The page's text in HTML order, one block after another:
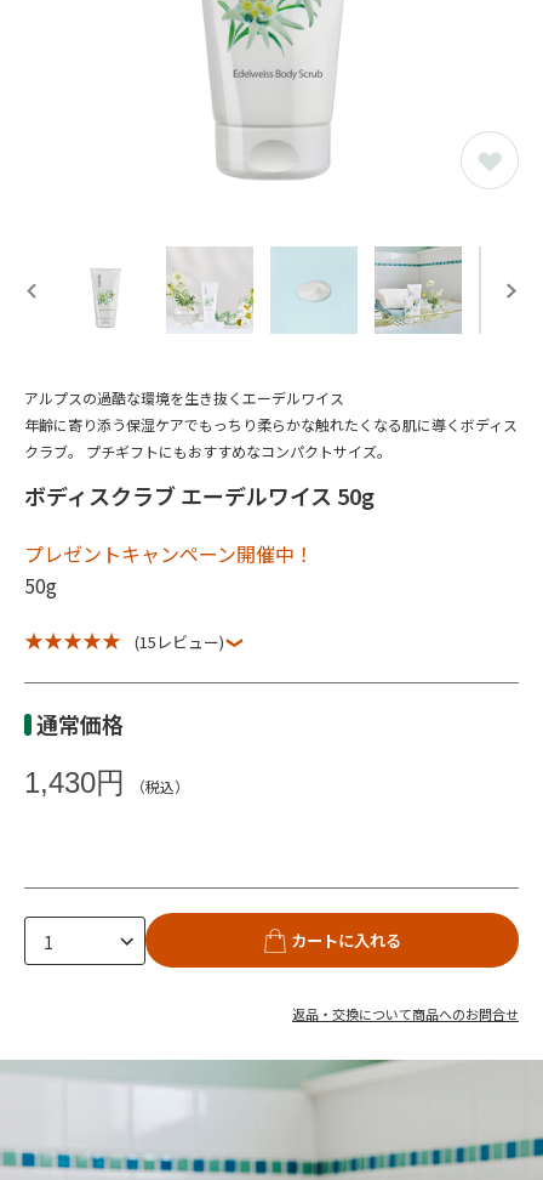
アルプスの過酷な環境を生き抜くエーデルワイス
年齢に寄り添う保湿ケアでもっちり柔らかな触れたくなる肌に導くボディス
クラブ。 プチギフトにもおすすめなコンパクトサイズ。
ボディスクラブ エーデルワイス 50g
プレゼントキャンペーン開催中！
50g
★ ★ ★ ★ ★
(15レビュー)
通常価格
1,430円 （税込）
カートに入れる
返品・交換について商品へのお問合せ